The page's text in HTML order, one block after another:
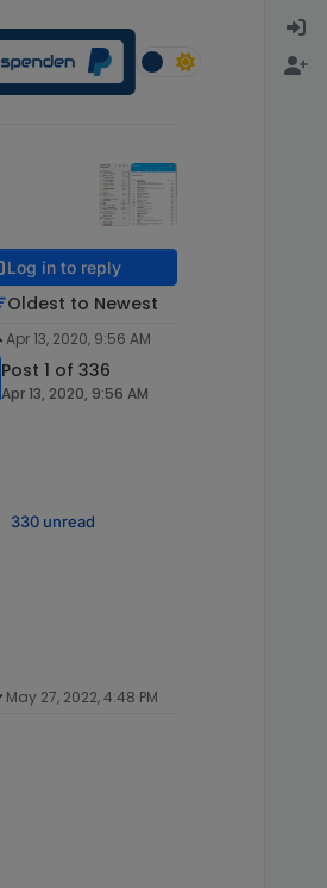
Log in to reply
Oldest to Newest
Apr 13, 2020, 9:56 AM
Post 1 of 336
Apr 13, 2020, 9:56 AM
330 unread
May 27, 2022, 4:48 PM